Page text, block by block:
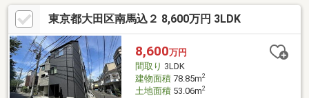
ッピングも気軽に行ける好立地◆本門寺公園や緑も身近にあり、
子どもやペットと遊べる環境◇車通りが少なく落ち着いた住環境
で子育ても安心◆耐震ダンパー採用で地震にも安心の構造◇屋外
スペースにも活用できるゆとりサイズ駐車場◆ベビーカーや自転
車の出し入れ簡単な玄関のワイドスペース◇長期保証フロアーコ
ーティングで床を守る＆楽チンお掃除
東京都大田区南馬込２ 8,600万円 3LDK
8,600万円
間取り 3LDK
建物面積78.85m2
土地面積53.06m2